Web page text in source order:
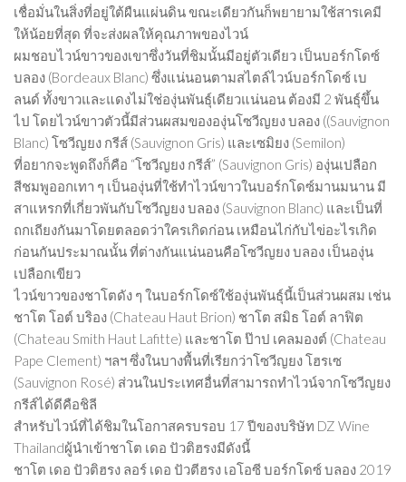
เชื่อมั่นในสิ่งที่อยู่ใต้ผืนแผ่นดิน ขณะเดียวกันก็พยายามใช้สารเคมี
ให้น้อยที่สุด ที่จะส่งผลให้คุณภาพของไวน์
ผมชอบไวน์ขาวของเขาซึ่งวันที่ชิมนั้นมีอยู่ตัวเดียว เป็นบอร์กโดซ์
บลอง (Bordeaux Blanc) ซึ่งแน่นอนตามสไตล์ไวน์บอร์กโดซ์ เบ
ลนด์ ทั้งขาวและแดงไม่ใช่องุ่นพันธุ์เดียวแน่นอน ต้องมี 2 พันธุ์ขึ้น
ไป โดยไวน์ขาวตัวนี้มีส่วนผสมขององุ่นโซวีญยง บลอง ((Sauvignon
Blanc) โซวีญยง กรีส์ (Sauvignon Gris) และเซมิยง (Semilon)
ที่อยากจะพูดถึงก็คือ “โซวีญยง กรีส์” (Sauvignon Gris) องุ่นเปลือก
สีชมพูออกเทา ๆ เป็นองุ่นที่ใช้ทำไวน์ขาวในบอร์กโดซ์มานมนาน มี
สาแหรกที่เกี่ยวพันกับโซวีญยง บลอง (Sauvignon Blanc) และเป็นที่
ถกเถียงกันมาโดยตลอดว่าใครเกิดก่อน เหมือนไก่กับไข่อะไรเกิด
ก่อนกันประมาณนั้น ที่ต่างกันแน่นอนคือโซวีญยง บลอง เป็นองุ่น
เปลือกเขียว
ไวน์ขาวของชาโตดัง ๆ ในบอร์กโดซ์ใช้องุ่นพันธุ์นี้เป็นส่วนผสม เช่น
ชาโต โอต์ บริอง (Chateau Haut Brion) ชาโต สมิธ โอต์ ลาฟิต
(Chateau Smith Haut Lafitte) และชาโต ป๊าป เคลมองต์ (Chateau
Pape Clement) ฯลฯ ซึ่งในบางพื้นที่เรียกว่าโซวีญยง โฮรเซ
(Sauvignon Rosé) ส่วนในประเทศอื่นที่สามารถทำไวน์จากโซวีญยง
กรีส์ได้ดีคือชิลี
สำหรับไวน์ที่ได้ชิมในโอกาสครบรอบ 17 ปีของบริษัท DZ Wine
Thailandผู้นำเข้าชาโต เดอ ปัวติฮรงมีดังนี้
ชาโต เดอ ปัวติฮรง ลอร์ เดอ ปัวตีฮรง เอโอซี บอร์กโดซ์ บลอง 2019